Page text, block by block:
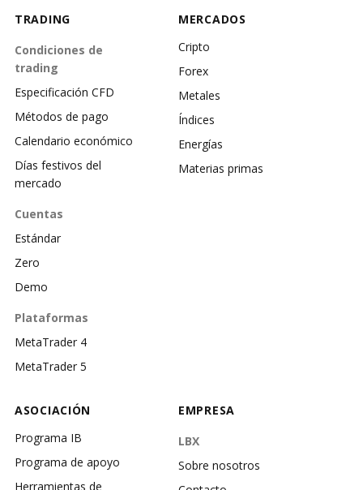
TRADING
Condiciones de
trading
Especificación CFD
Métodos de pago
Calendario económico
Días festivos del
mercado
Cuentas
Estándar
Zero
Demo
Plataformas
MetaTrader 4
MetaTrader 5
MERCADOS
Cripto
Forex
Metales
Índices
Energías
Materias primas
ASOCIACIÓN
Programa IB
Programa de apoyo
Herramientas de
EMPRESA
LBX
Sobre nosotros